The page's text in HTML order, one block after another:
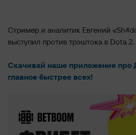
Стример и аналитик Евгений
выступил против трэштока в Dota 2.
Скачивай наше приложение про
главное быстрее всех!